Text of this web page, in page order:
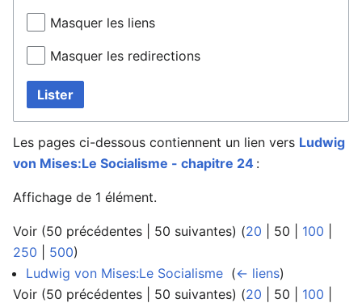
Masquer les liens
Masquer les redirections
Lister
Les pages ci-dessous contiennent un lien vers Ludwig
von Mises:Le Socialisme - chapitre 24 :
Affichage de 1 élément.
Voir (50 précédentes 50 suivantes) (20 50 100
250
500)
Ludwig von Mises:Le Socialisme (← liens)
Voir (50 précédentes 50 suivantes) (20 50 100